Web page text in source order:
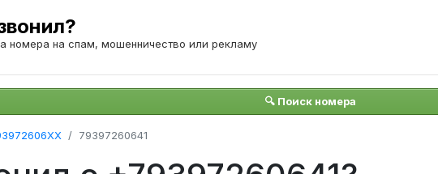
номера на спам, мошенничество или рекламу
🔍 Поиск номера
79397260641